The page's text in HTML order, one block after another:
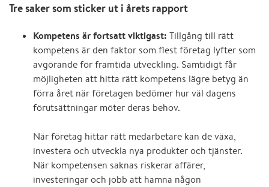
Tre saker som sticker ut i årets rapport
Kompetens är fortsatt viktigast: Tillgång till rätt
kompetens är den faktor som flest företag lyfter som
avgörande för framtida utveckling. Samtidigt får
möjligheten att hitta rätt kompetens lägre betyg än
förra året när företagen bedömer hur väl dagens
förutsättningar möter deras behov.
När företag hittar rätt medarbetare kan de växa,
investera och utveckla nya produkter och tjänster.
När kompetensen saknas riskerar affärer,
investeringar och jobb att hamna någon